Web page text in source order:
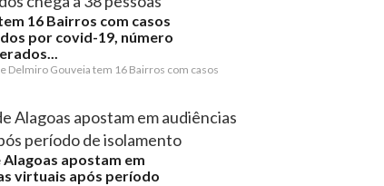
16 Bairros com casos
por covid-19, número
Delmiro Gouveia tem 16 Bairros com casos
Alagoas apostam em
virtuais após período